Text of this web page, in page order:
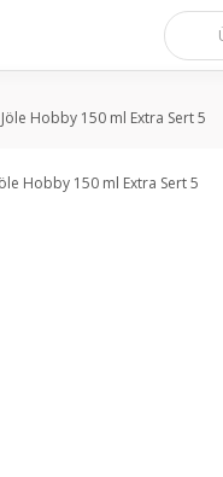
Jöle Hobby 150 ml Extra Sert 5